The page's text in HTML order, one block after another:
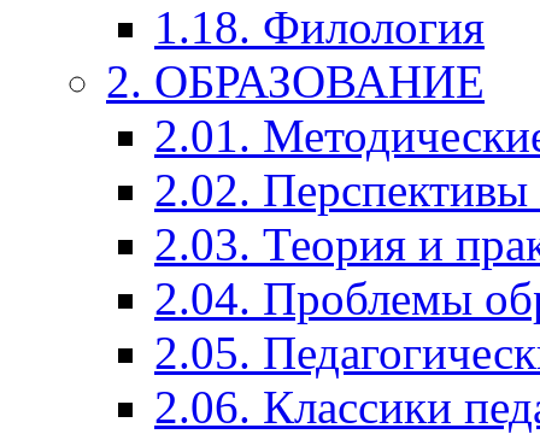
1.18. Филология
2. ОБРАЗОВАНИЕ
2.01.
2.02. Перспективы
2.03. Теория и
2.04. Проблемы
2.05.
2.06. Классики